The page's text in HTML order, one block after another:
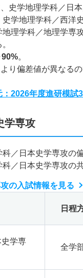
史学地理学科／日
史学地理学科／西洋
地理学科／地理学専
。
り偏差値が異なる
2026年度進研模試
学専攻
／日本史学専攻の
／日本史学専攻の
の入試情報を見る
日程
学専
全学